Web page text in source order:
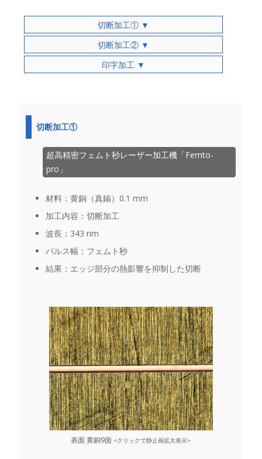
切断加工① ▼
切断加工② ▼
印字加工 ▼
切断加工①
超高精密フェムト秒レーザー加工機「Femto-
pro」
材料：黄銅（真鍮）0.1 mm
加工内容：切断加工
波長：343 nm
パルス幅：フェムト秒
結果：エッジ部分の熱影響を抑制した切断
表面 黄銅9面 <クリックで静止画拡大表示>